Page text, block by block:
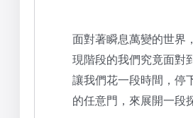
面對著瞬息萬變的世界
現階段的我們究竟面對
讓我們花一段時間，停
的任意門 ，來展開一段